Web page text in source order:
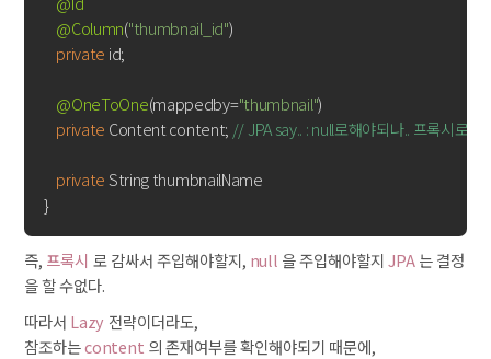
@Column("thumbnail_id")
private id;
@OneToOne(mappedby="thumbnail")
private Content content; // JPA say.. : null로해야되나.. 프록시로감
private String thumbnailName
즉, 프록시 로 감싸서 주입해야할지, null 을 주입해야할지JPA 는 결정
을 할 수없다.
따라서 Lazy 전략이더라도,
참조하는content 의 존재여부를 확인해야되기 때문에,